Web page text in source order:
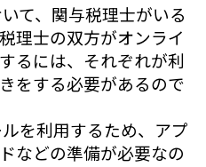
て、関与税理士がいる
理士の双方がオンライ
るには、それぞれが利
をする必要があるので
を利用するため、アプ
などの準備が必要なの